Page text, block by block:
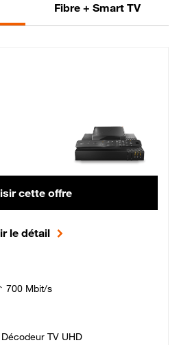
Fibre + Smart TV
Livebox Lite Fibre
cette offre
le détail
700 Mbit/s
TV UHD